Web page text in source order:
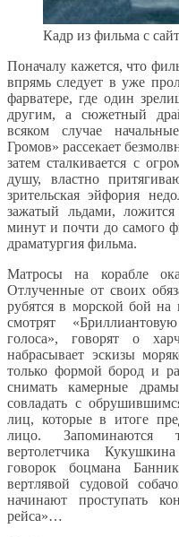
Кадр из фильма с
Поначалу кажется, что
впрямь следует в уже
фарватере, где один
другим, а сюжетный
всяком случае
Громов» рассекает
затем сталкивается с
душу, властно
зрительская эйфория
зажатый льдами,
минут и почти до самого
драматургия фильма.
Матросы на корабле
Отлученные от своих
рубятся в морской бой на
смотрят
голоса», говорят о
набрасывает эскизы
только формой бород и
снимать камерные
совладать с
лиц, которые в итоге
лицо. Запоминаются
вертолетчика
говорок боцмана
вертлявой судовой
начинают проступать
рейса»…